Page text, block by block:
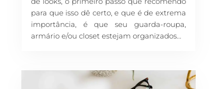
para que isso dê certo, e que é de extrema
importância, é que seu guarda-roupa,
armário e/ou closet estejam organizados…